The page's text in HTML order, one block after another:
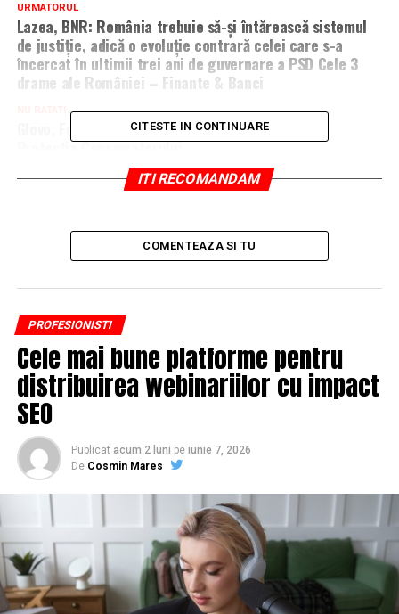
URMATORUL
Lazea, BNR: România trebuie să-și întărească sistemul
de justiție, adică o evoluție contrară celei care s-a
încercat în ultimii trei ani de guvernare a PSD Cele 3
drame ale României – Finante & Banci
Glovo, Foodpanda și Takeaway.com, amendate de
Protecţia Consumatorului
CITESTE IN CONTINUARE
ITI RECOMANDAM
COMENTEAZA SI TU
PROFESIONISTI
Cele mai bune platforme pentru
distribuirea webinariilor cu impact
SEO
Publicat acum 2 luni pe iunie 7, 2026
De Cosmin Mares